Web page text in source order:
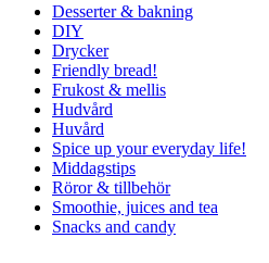
Desserter & bakning
DIY
Drycker
Friendly bread!
Frukost & mellis
Hudvård
Huvård
Spice up your everyday life!
Middagstips
Röror & tillbehör
Smoothie, juices and tea
Snacks and candy